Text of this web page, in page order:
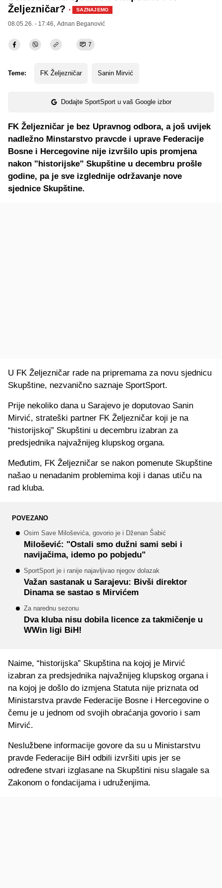
Željezničar? · SAZNAJEMO
08.05.26. - 17:46, Adnan Beganović
7
Teme: FK Željezničar Sanin Mirvić
Dodajte SportSport u vaš Google izbor
FK Željezničar je bez Upravnog odbora, a još uvijek
nadležno Minstarstvo pravcde i uprave Federacije
Bosne i Hercegovine nije izvršilo upis promjena
nakon "historijske" Skupštine u decembru prošle
godine, pa je sve izglednije održavanje nove
sjednice Skupštine.
U FK Željezničar rade na pripremama za novu sjednicu
Skupštine, nezvanično saznaje SportSport.
Prije nekoliko dana u Sarajevo je doputovao Sanin
Mirvić, strateški partner FK Željezničar koji je na
“historijskoj” Skupštini u decembru izabran za
predsjednika najvažnijeg klupskog organa.
Međutim, FK Željezničar se nakon pomenute Skupštine
našao u nenadanim problemima koji i danas utiču na
rad kluba.
POVEZANO
Osim Save Miloševića, govorio je i Dženan Šabić
Milošević: "Ostali smo dužni sami sebi i
navijačima, idemo po pobjedu"
SportSport je i ranije najavljivao njegov dolazak
Važan sastanak u Sarajevu: Bivši direktor
Dinama se sastao s Mirvićem
Za narednu sezonu
Dva kluba nisu dobila licence za takmičenje u
WWin ligi BiH!
Naime, “historijska” Skupština na kojoj je Mirvić
izabran za predsjednika najvažnijeg klupskog organa i
na kojoj je došlo do izmjena Statuta nije priznata od
Ministarstva pravde Federacije Bosne i Hercegovine o
čemu je u jednom od svojih obraćanja govorio i sam
Mirvić.
Neslužbene informacije govore da su u Ministarstvu
pravde Federacije BiH odbili izvršiti upis jer se
određene stvari izglasane na Skupštini nisu slagale sa
Zakonom o fondacijama i udruženjima.